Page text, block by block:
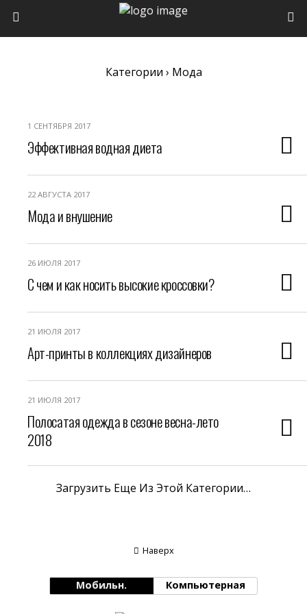
Категории › Мода
1 СЕНТЯБРЯ 2017
Эффективная водная диета
22 АВГУСТА 2017
Мода и внушение
26 ИЮЛЯ 2017
С чем и как носить высокие кроссовки?
21 ИЮЛЯ 2017
Арт-принты в коллекциях дизайнеров
21 ИЮЛЯ 2017
Полосатая одежда в сезоне весна-лето
2018
Загрузить Еще Из Этой Категории…
Наверх
Мобильн. Компьютерная